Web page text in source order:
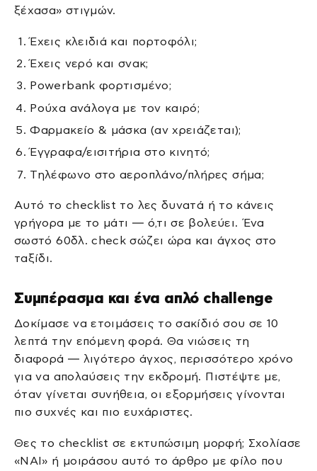
ξέχασα» στιγμών.
Έχεις κλειδιά και πορτοφόλι;
Έχεις νερό και σνακ;
Powerbank φορτισμένο;
Ρούχα ανάλογα με τον καιρό;
Φαρμακείο & μάσκα (αν χρειάζεται);
Έγγραφα/εισιτήρια στο κινητό;
Τηλέφωνο στο αεροπλάνο/πλήρες σήμα;
Αυτό το checklist το λες δυνατά ή το κάνεις
γρήγορα με το μάτι — ό,τι σε βολεύει. Ένα
σωστό 60δλ. check σώζει ώρα και άγχος στο
ταξίδι.
Συμπέρασμα και ένα απλό challenge
Δοκίμασε να ετοιμάσεις το σακίδιό σου σε 10
λεπτά την επόμενη φορά. Θα νιώσεις τη
διαφορά — λιγότερο άγχος, περισσότερο χρόνο
για να απολαύσεις την εκδρομή. Πιστέψτε με,
όταν γίνεται συνήθεια, οι εξορμήσεις γίνονται
πιο συχνές και πιο ευχάριστες.
Θες το checklist σε εκτυπώσιμη μορφή; Σχολίασε
«ΝΑΙ» ή μοιράσου αυτό το άρθρο με φίλο που